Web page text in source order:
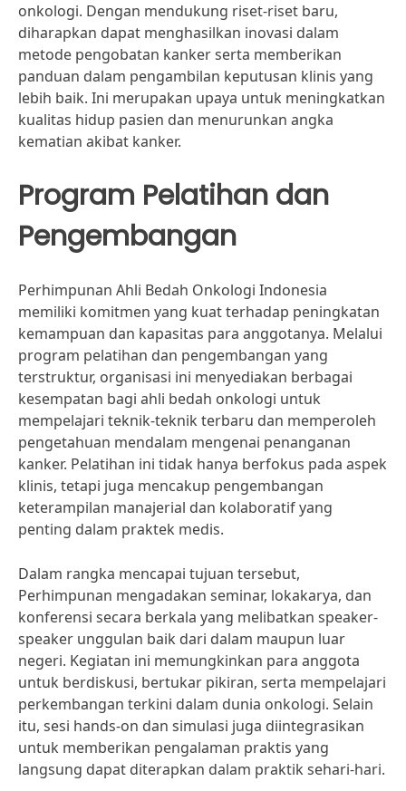
onkologi. Dengan mendukung riset-riset baru,
diharapkan dapat menghasilkan inovasi dalam
metode pengobatan kanker serta memberikan
panduan dalam pengambilan keputusan klinis yang
lebih baik. Ini merupakan upaya untuk meningkatkan
kualitas hidup pasien dan menurunkan angka
kematian akibat kanker.
Program Pelatihan dan
Pengembangan
Perhimpunan Ahli Bedah Onkologi Indonesia
memiliki komitmen yang kuat terhadap peningkatan
kemampuan dan kapasitas para anggotanya. Melalui
program pelatihan dan pengembangan yang
terstruktur, organisasi ini menyediakan berbagai
kesempatan bagi ahli bedah onkologi untuk
mempelajari teknik-teknik terbaru dan memperoleh
pengetahuan mendalam mengenai penanganan
kanker. Pelatihan ini tidak hanya berfokus pada aspek
klinis, tetapi juga mencakup pengembangan
keterampilan manajerial dan kolaboratif yang
penting dalam praktek medis.
Dalam rangka mencapai tujuan tersebut,
Perhimpunan mengadakan seminar, lokakarya, dan
konferensi secara berkala yang melibatkan speaker-
speaker unggulan baik dari dalam maupun luar
negeri. Kegiatan ini memungkinkan para anggota
untuk berdiskusi, bertukar pikiran, serta mempelajari
perkembangan terkini dalam dunia onkologi. Selain
itu, sesi hands-on dan simulasi juga diintegrasikan
untuk memberikan pengalaman praktis yang
langsung dapat diterapkan dalam praktik sehari-hari.